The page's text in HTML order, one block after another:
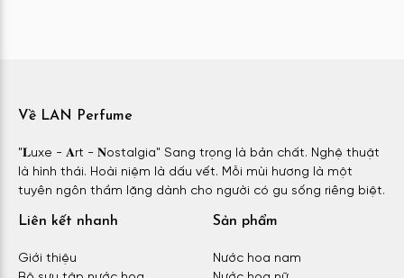
Về LAN Perfume
"𝐋uxe - 𝐀rt - 𝐍ostalgia" Sang trọng là bản chất. Nghệ thuật
là hình thái. Hoài niệm là dấu vết. Mỗi mùi hương là một
tuyên ngôn thầm lặng dành cho người có gu sống riêng biệt.
Liên kết nhanh
Giới thiệu
Sản phẩm
Nước hoa nam